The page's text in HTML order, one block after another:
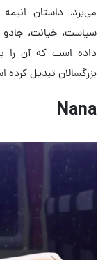
سیاست، خیانت،
داده است که آن را
بزرگسالان تبدیل کرده
Nana